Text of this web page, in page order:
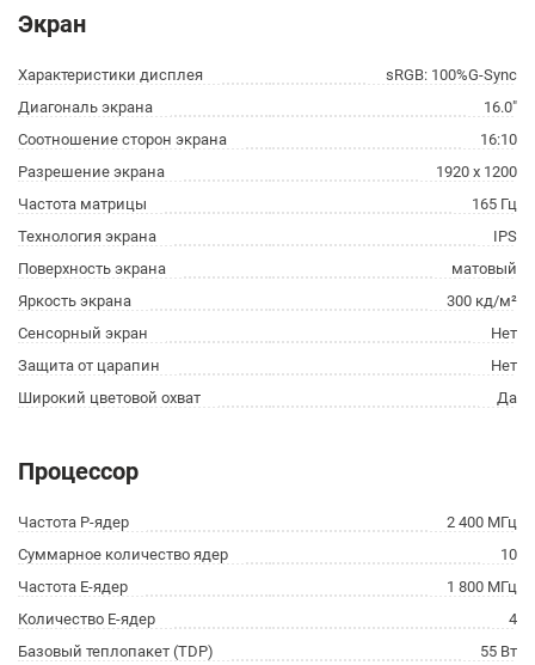
Экран
Характеристики дисплея
sRGB: 100%G-Sync
Диагональ экрана
16.0"
Соотношение сторон экрана
16:10
Разрешение экрана
1920 x 1200
Частота матрицы
165 Гц
Технология экрана
IPS
Поверхность экрана
матовый
Яркость экрана
300 кд/м²
Сенсорный экран
Нет
Защита от царапин
Нет
Широкий цветовой охват
Да
Процессор
Частота P-ядер
2 400 МГц
Суммарное количество ядер
10
Частота E-ядер
1 800 МГц
Количество E-ядер
4
Базовый теплопакет (TDP)
55 Вт